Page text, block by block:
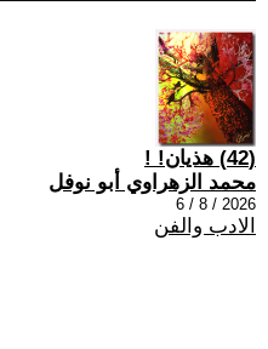
(42) هذيان! !
محمد الزهراوي أبو نوفل
2026 / 8 / 6
الادب والفن